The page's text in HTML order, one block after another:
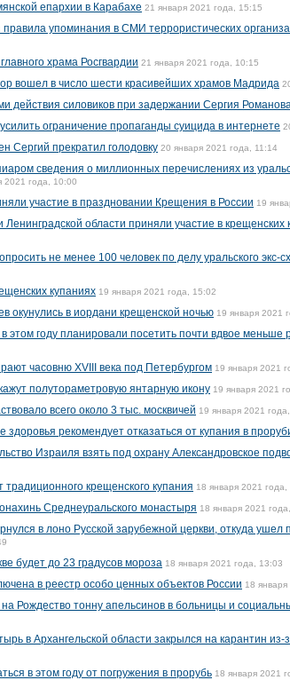
епархии в Карабахе 21 января 2021 года, 15:15
правила упоминания в СМИ террористических
храма Росгвардии 21 января 2021 года, 10:15
вошел в число шести красивейших храмов Мадрида
действия силовиков при задержании Сергия
ограничение пропаганды суицида в интернете
Сергий прекратил голодовку 20 января 2021 года, 11:14
сведения о миллионных перечислениях из
2021 года, 10:00
участие в праздновании Крещения в России 19
области приняли участие в крещенских
не менее 100 человек по делу уральского экс-
купаниях 19 января 2021 года, 15:02
окунулись в иордани крещенской ночью 19 января 2021
этом году планировали посетить почти вдвое
часовню XVIII века под Петербургом 19 января 2021
полутораметровую янтарную икону 19 января 2021
всего около 3 тыс. москвичей 19 января 2021
здоровья рекомендует отказаться от купания в
Израиля взять под охрану Александровское
традиционного крещенского купания 18 января 2021 года,
Среднеуральского монастыря 18 января 2021
в лоно Русской зарубежной церкви, откуда ушел
будет до 23 градусов мороза 18 января 2021 года, 13:03
в реестр особо ценных объектов России 18
Рождество тонну апельсинов в больницы и
в Архангельской области закрылся на карантин из-
в этом году от погружения в прорубь 18 января 2021